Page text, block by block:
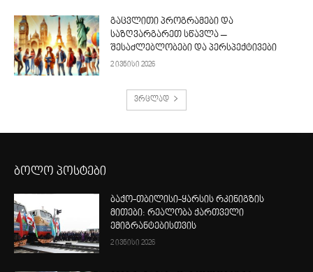
გაცვლითი პროგრამები და
საზღვარგარეთ სწავლა –
შესაძლებლობები და პერსპექტივები
2 ივნისი 2026
ვრცლად
ბოლო პოსტები
ბაქო-თბილისი-ყარსის რკინიგზის
მითები: რეალობა ქართველი
ემიგრანტებისთვის
2 ივნისი 2026